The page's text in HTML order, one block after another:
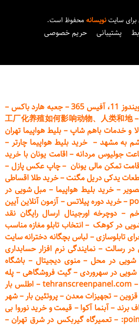
سایتنویسانهمحفوظ است.
پشتیبانی حریم خصوصی
365
–جعبه هارد باکس –
工厂化养殖如何影响动物、人类和地
و خدمات باهم شاپ– بلیط هواپیما تهران
به مشهد –خرید بلیط هواپیما چارتر –
جولیوس مردانه–اقامت یونان با خرید
تمکن مالی یونان –چاپ عکس پازل –
یدکی دریل مگنت–خرید طلا اقساطی
–خرید بلیط هواپیما –مبل شویی در
–خرید دورهپیلاتس–آزمون آنلاین آیین
– دوچرخه اورجینال ارسال رایگان نقد
در کوهک–انتخاب تابلو مغازه مناسب
تابلوسازی– لباس بچگانه دخترانه سایت
رسالت – نمایندگی نرم افزار حسابداری
در محل–منوی دیجیتال – باشگاه
در سهروردی–گیت فروشگاهی – پله
tehranscreenpanel.com
–اطلس بار
قزوین– تجهیزات معدن–پروتئین بار–شهر
برند –آبنما آکوا – قیمت و خرید نوروا بی
– تعمیرگاه گیربکس در شرق تهران–